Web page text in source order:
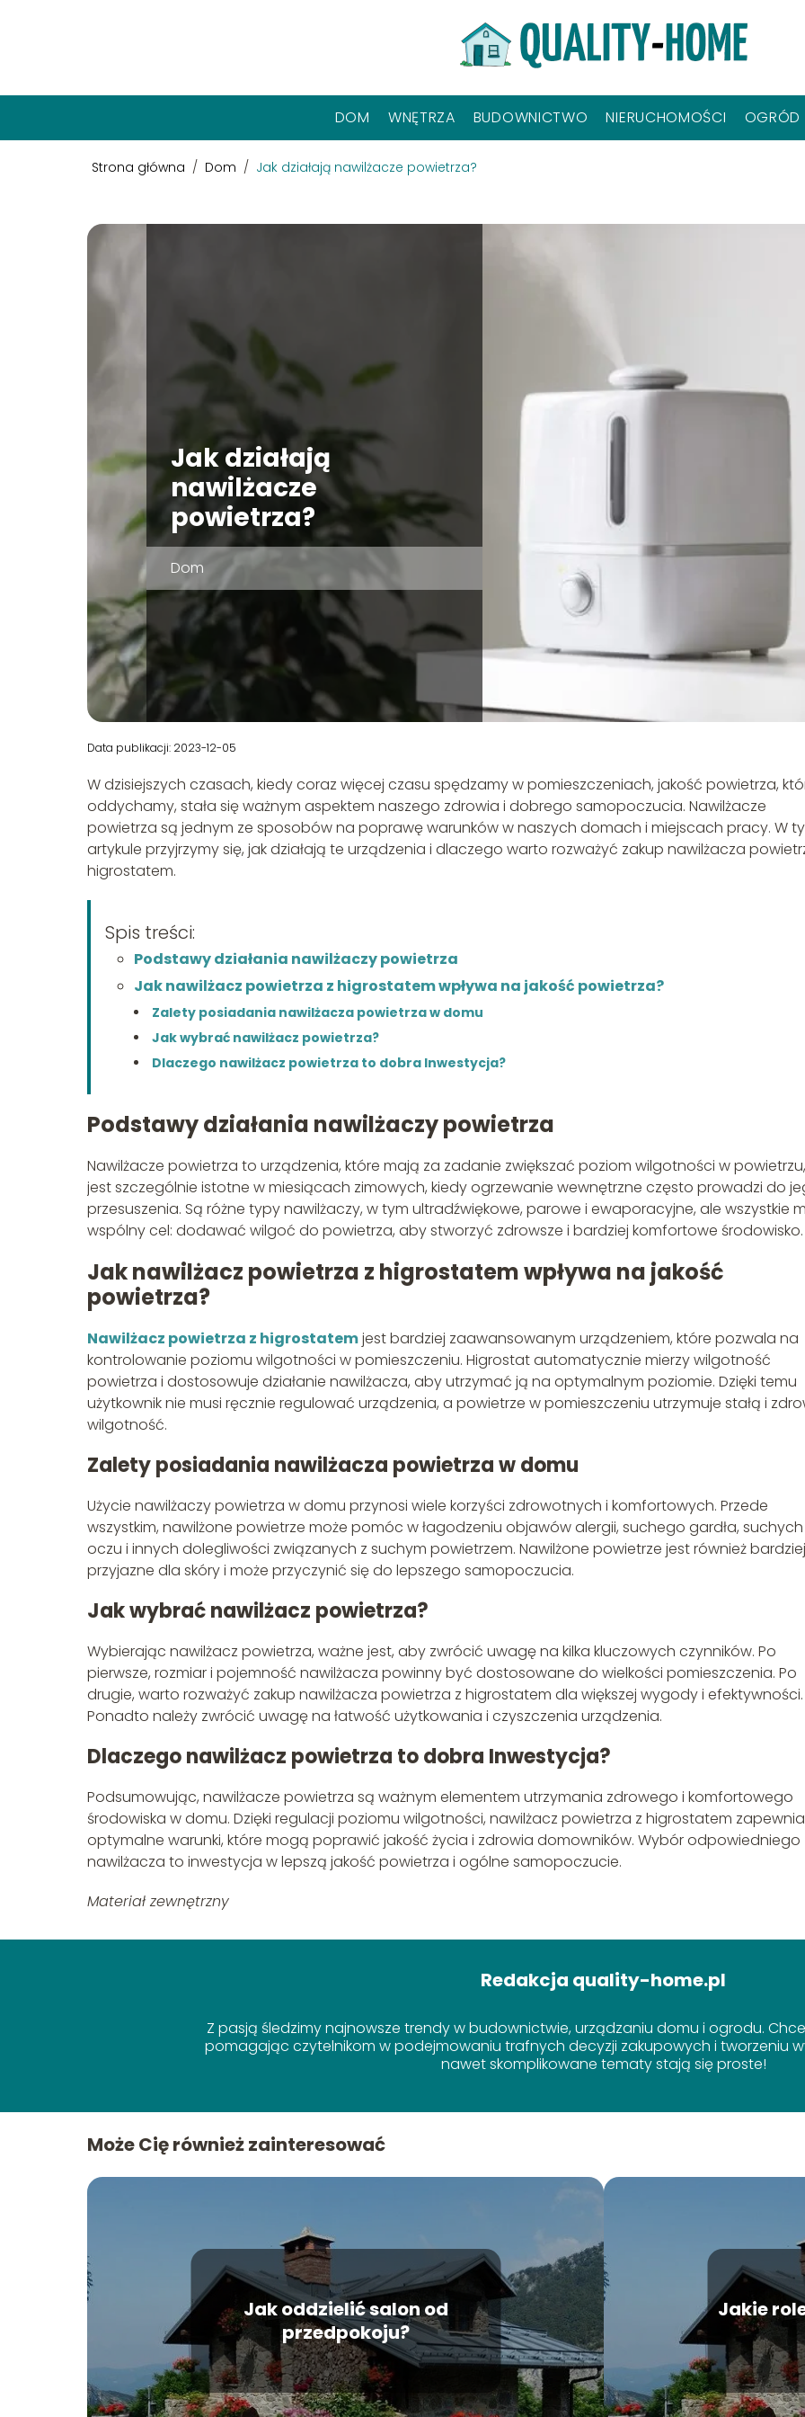
DOM WNĘTRZA BUDOWNICTWO NIERUCHOMOŚCI OGRÓD
Strona główna / Dom / Jak działają nawilżacze powietrza?
Jak działają
nawilżacze
powietrza?
Dom
Data publikacji: 2023-12-05
W dzisiejszych czasach, kiedy coraz więcej czasu spędzamy w pomieszczeniach, jakość powietrza,
oddychamy, stała się ważnym aspektem naszego zdrowia i dobrego samopoczucia. Nawilżacze
powietrza są jednym ze sposobów na poprawę warunków w naszych domach i miejscach pracy. W
artykule przyjrzymy się, jak działają te urządzenia i dlaczego warto rozważyć zakup nawilżacza
higrostatem.
Spis treści:
Podstawy działania nawilżaczy powietrza
Jak nawilżacz powietrza z higrostatem wpływa na jakość powietrza?
Zalety posiadania nawilżacza powietrza w domu
Jak wybrać nawilżacz powietrza?
Dlaczego nawilżacz powietrza to dobra Inwestycja?
Podstawy działania nawilżaczy powietrza
Nawilżacze powietrza to urządzenia, które mają za zadanie zwiększać poziom wilgotności w
jest szczególnie istotne w miesiącach zimowych, kiedy ogrzewanie wewnętrzne często prowadzi do
przesuszenia. Są różne typy nawilżaczy, w tym ultradźwiękowe, parowe i ewaporacyjne, ale wszystkie
wspólny cel: dodawać wilgoć do powietrza, aby stworzyć zdrowsze i bardziej komfortowe środowisko.
Jak nawilżacz powietrza z higrostatem wpływa na jakość
powietrza?
Nawilżacz powietrza z higrostatemjest bardziej zaawansowanym urządzeniem, które pozwala na
kontrolowanie poziomu wilgotności w pomieszczeniu. Higrostat automatycznie mierzy wilgotność
powietrza i dostosowuje działanie nawilżacza, aby utrzymać ją na optymalnym poziomie. Dzięki temu
użytkownik nie musi ręcznie regulować urządzenia, a powietrze w pomieszczeniu utrzymuje stałą i
wilgotność.
Zalety posiadania nawilżacza powietrza w domu
Użycie nawilżaczy powietrza w domu przynosi wiele korzyści zdrowotnych i komfortowych. Przede
wszystkim, nawilżone powietrze może pomóc w łagodzeniu objawów alergii, suchego gardła, suchych
oczu i innych dolegliwości związanych z suchym powietrzem. Nawilżone powietrze jest również bardziej
przyjazne dla skóry i może przyczynić się do lepszego samopoczucia.
Jak wybrać nawilżacz powietrza?
Wybierając nawilżacz powietrza, ważne jest, aby zwrócić uwagę na kilka kluczowych czynników. Po
pierwsze, rozmiar i pojemność nawilżacza powinny być dostosowane do wielkości pomieszczenia. Po
drugie, warto rozważyć zakup nawilżacza powietrza z higrostatem dla większej wygody i efektywności.
Ponadto należy zwrócić uwagę na łatwość użytkowania i czyszczenia urządzenia.
Dlaczego nawilżacz powietrza to dobra Inwestycja?
Podsumowując, nawilżacze powietrza są ważnym elementem utrzymania zdrowego i komfortowego
środowiska w domu. Dzięki regulacji poziomu wilgotności, nawilżacz powietrza z higrostatem zapewnia
optymalne warunki, które mogą poprawić jakość życia i zdrowia domowników. Wybór odpowiedniego
nawilżacza to inwestycja w lepszą jakość powietrza i ogólne samopoczucie.
Materiał zewnętrzny
Redakcja quality-home.pl
Z pasją śledzimy najnowsze trendy w budownictwie, urządzaniu domu i ogrodu.
pomagając czytelnikom w podejmowaniu trafnych decyzji zakupowych i tworzeniu
nawet skomplikowane tematy stają się proste!
Może Cię również zainteresować
Jak oddzielić salon od
przedpokoju?
Jakie